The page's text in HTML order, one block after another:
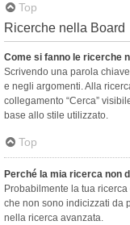
Top
Ricerche nella Board
Come si fanno le ricerche
Scrivendo una parola
e negli argomenti. Alla
collegamento “Cerca”
base allo stile utilizzato.
Top
Perché la mia ricerca non
Probabilmente la tua
che non sono indicizzati da
nella ricerca avanzata.